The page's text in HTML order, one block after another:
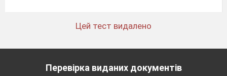
Цей тест видалено
Перевірка виданих документів